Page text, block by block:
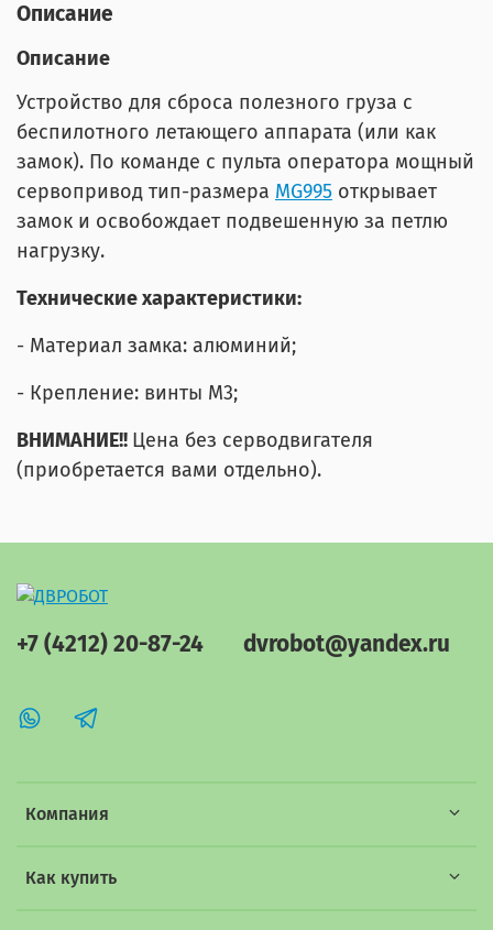
Описание
Описание
Устройство для сброса полезного груза с
беспилотного летающего аппарата (или как
замок). По команде с пульта оператора мощный
сервопривод тип-размера MG995 открывает
замок и освобождает подвешенную за петлю
нагрузку.
Технические характеристики:
- Материал замка: алюминий;
- Крепление: винты М3;
ВНИМАНИЕ!! Цена без серводвигателя
(приобретается вами отдельно).
Компания
Как купить
+7 (4212) 20-87-24 dvrobot@yandex.ru